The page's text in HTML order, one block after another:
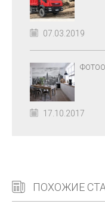
07.03.2019
17.10.2017
ПОХОЖИЕ